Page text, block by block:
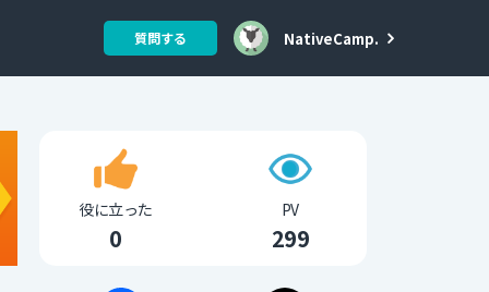
質問する NativeCamp.
役に立った
0
PV
299